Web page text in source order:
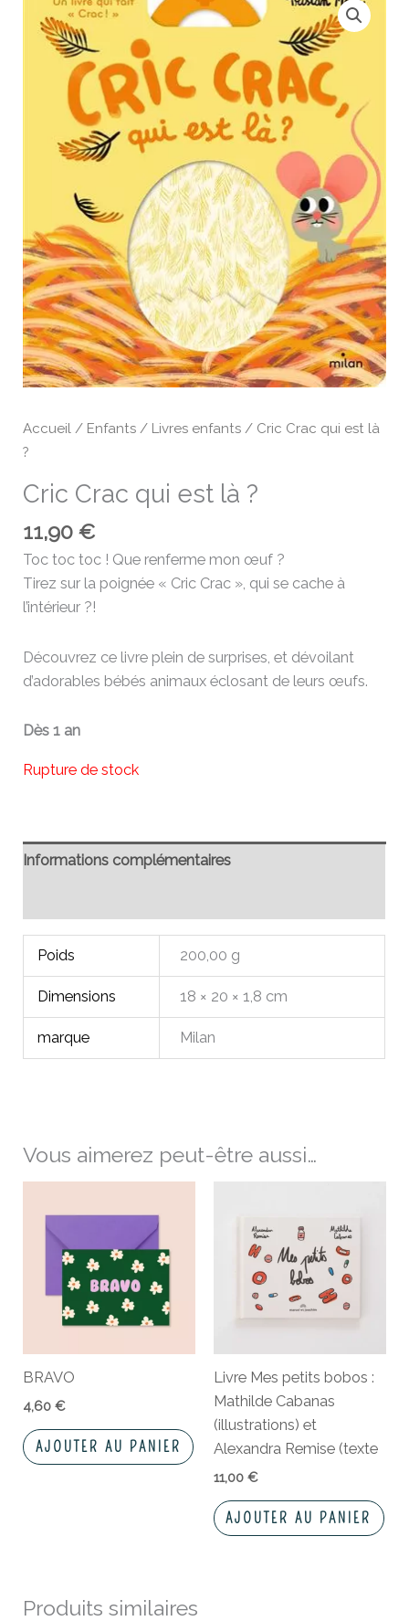
Accueil / Enfants / Livres enfants / Cric Crac qui est là
?
Cric Crac qui est là ?
11,90€
Toc toc toc ! Que renferme mon œuf ?
Tirez sur la poignée « Cric Crac », qui se cache à
l’intérieur ?!
Découvrez ce livre plein de surprises, et dévoilant
d’adorables bébés animaux éclosant de leurs œufs.
Dès 1 an
Rupture de stock
Informations complémentaires
Poids 200,00 g
Dimensions 18 × 20 × 1,8 cm
marque Milan
Vous aimerez peut-être aussi…
BRAVO
4,60€
AJOUTER AU PANIER
Livre Mes petits bobos :
Mathilde Cabanas
(illustrations) et
Alexandra Remise (texte
11,00 €
AJOUTER AU PANIER
Produits similaires